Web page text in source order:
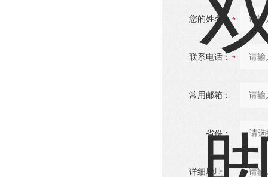
您的姓名：
联系电话：
常用邮箱：
省份：
详细地址：